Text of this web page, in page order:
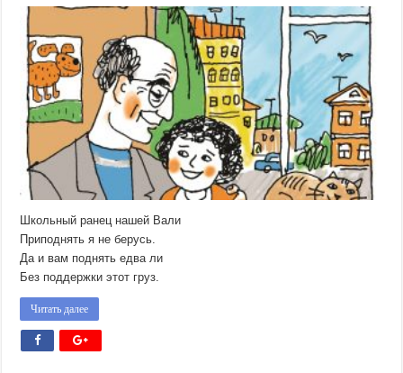
Школьный ранец нашей Вали
Приподнять я не берусь.
Да и вам поднять едва ли
Без поддержки этот груз.
Читать далее